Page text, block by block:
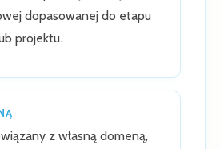
dopasowanej do etapu
projektu.
z własną domeną,